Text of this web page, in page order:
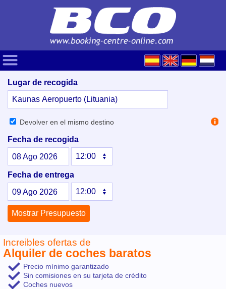
Lugar de recogida
Devolver en el mismo destino
Fecha de recogida
08Ago2026
Fecha de entrega
09Ago2026
Increibles ofertas de
Alquiler de coches baratos
Precio mínimo garantizado
Sin comisiones en su tarjeta de crédito
Coches nuevos